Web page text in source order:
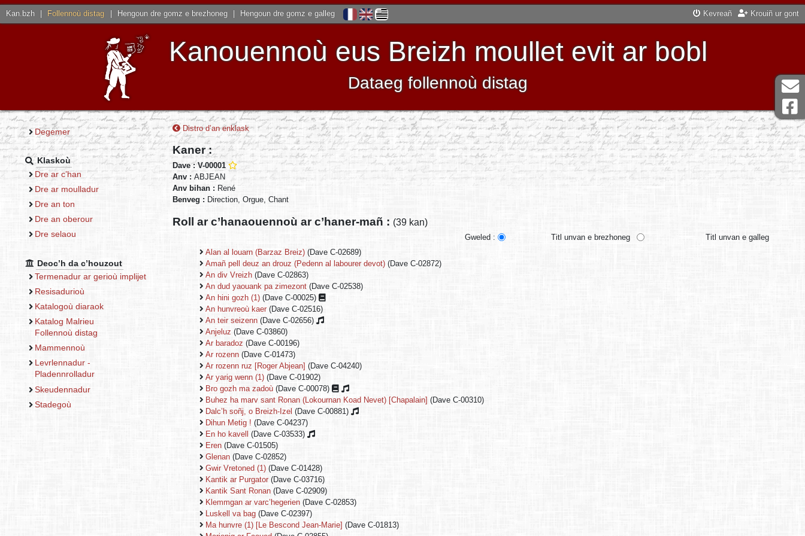
Kan.bzh Follennoù distag Hengoun dre gomz e brezhoneg Hengoun dre gomz e galleg Kevreañ Krouiñ ur gont
Kanouennoù eus Breizh moullet evit ar bobl
Dataeg follennoù distag
Degemer
Klaskoù
Dre ar c’han
Dre ar moulladur
Dre an ton
Dre an oberour
Dre selaou
Deoc’h da c’houzout
Termenadur ar gerioù implijet
Resisadurioù
Katalogoù diaraok
Katalog Malrieu
Follennoù distag
Mammennoù
Levrlennadur -
Pladennrolladur
Skeudennadur
Stadegoù
Distro d’an enklask
Kaner :
Dave : V-00001
Anv : ABJEAN
Anv bihan : René
Benveg : Direction, Orgue, Chant
Roll ar c’hanaouennoù ar c’haner-mañ : (39 kan)
Gweled : Titl unvan e brezhoneg
Titl unvan e galleg
Alan al louarn (Barzaz Breiz) (Dave C-02689)
Amañ pell deuz an drouz (Pedenn al labourer devot) (Dave C-02872)
An div Vreizh (Dave C-02863)
An dud yaouank pa zimezont (Dave C-02538)
An hini gozh (1) (Dave C-00025)
An hunvreoù kaer (Dave C-02516)
An teir seizenn (Dave C-02656)
Anjeluz (Dave C-03860)
Ar baradoz (Dave C-00196)
Ar rozenn (Dave C-01473)
Ar rozenn ruz [Roger Abjean] (Dave C-04240)
Ar yarig wenn (1) (Dave C-01902)
Bro gozh ma zadoù (Dave C-00078)
Buhez ha marv sant Ronan (Lokournan Koad Nevet) [Chapalain] (Dave C-00310)
Dalc’h soñj, o Breizh-Izel (Dave C-00881)
Dihun Metig ! (Dave C-04237)
En ho kavell (Dave C-03533)
Eren (Dave C-01505)
Glenan (Dave C-02852)
Gwir Vretoned (1) (Dave C-01428)
Kantik ar Purgator(Dave C-03716)
Kantik Sant Ronan (Dave C-02909)
Klemmgan ar varc’hegerien (Dave C-02853)
Luskell va bag (Dave C-02397)
Ma hunvre (1) [Le Bescond Jean-Marie] (Dave C-01813)